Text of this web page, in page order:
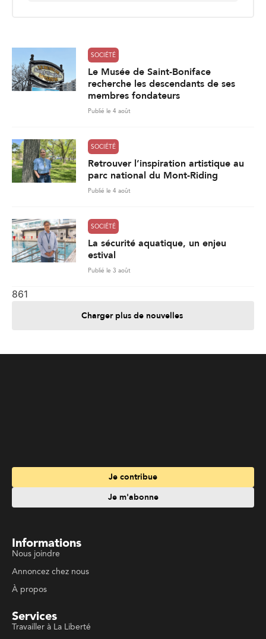
SOCIÉTÉ
Retrouver l’inspiration artistique au
parc national du Mont-Riding
Publié le 4 août
La sécurité aquatique, un enjeu
estival
Publié le 3 août
Charger plus de nouvelles
Je contribue
Services
Suivez La Liberté
Code de conduite
Politique de confidentialité